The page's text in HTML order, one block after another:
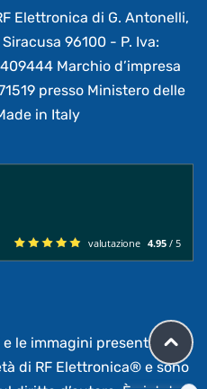
Elettronica di G. Antonelli,
96100 - P. Iva:
Marchio d’impresa
presso Ministero delle
in Italy
valutazione 4.95 / 5
le immagini presenti su
di RF Elettronica® e sono